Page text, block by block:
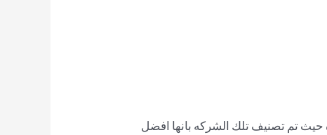
تم تصنيف تلك الشركه بانها افضل